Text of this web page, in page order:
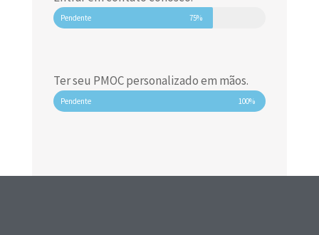
Pendente 75%
Ter seu PMOC personalizado em mãos.
Pendente 100%